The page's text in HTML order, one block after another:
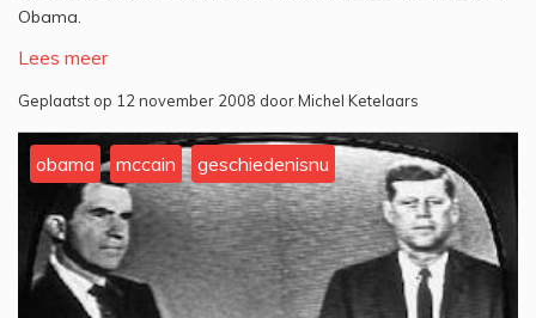
Obama.
Lees meer
Geplaatst op 12 november 2008 door Michel Ketelaars
obama mccain geschiedenisnu